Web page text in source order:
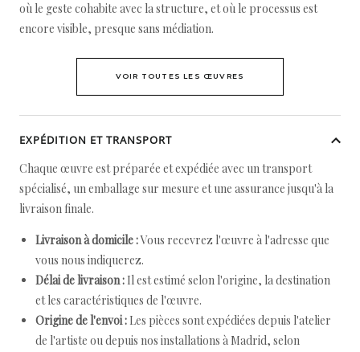
où le geste cohabite avec la structure, et où le processus est
encore visible, presque sans médiation.
VOIR TOUTES LES ŒUVRES
EXPÉDITION ET TRANSPORT
Chaque œuvre est préparée et expédiée avec un transport
spécialisé, un emballage sur mesure et une assurance jusqu'à la
livraison finale.
Livraison à domicile :Vous recevrez l'œuvre à l'adresse que
vous nous indiquerez.
Délai de livraison : Il est estimé selon l'origine, la destination
et les caractéristiques de l'œuvre.
Origine de l'envoi : Les pièces sont expédiées depuis l'atelier
de l'artiste ou depuis nos installations à Madrid, selon